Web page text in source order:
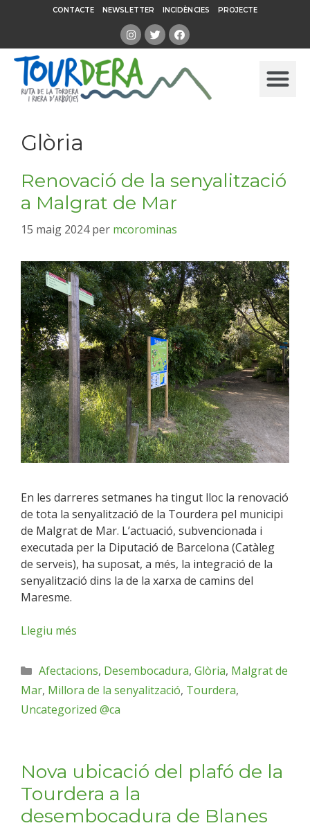
CONTACTE NEWSLETTER INCIDÈNCIES PROJECTE
Glòria
Renovació de la senyalització
a Malgrat de Mar
15 maig 2024 per mcorominas
En les darreres setmanes ha tingut lloc la renovació
de tota la senyalització de la Tourdera pel municipi
de Malgrat de Mar. L’actuació, subvencionada i
executada per la Diputació de Barcelona (Catàleg
de serveis), ha suposat, a més, la integració de la
senyalització dins la de la xarxa de camins del
Maresme.
Llegiu més
Afectacions, Desembocadura, Glòria, Malgrat de
Mar, Millora de la senyalització, Tourdera,
Uncategorized @ca
Nova ubicació del plafó de la
Tourdera a la
desembocadura de Blanes